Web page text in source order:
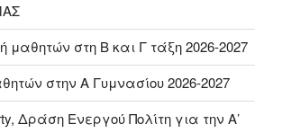
στη Β και Γ τάξη 2026-2027
στην Α Γυμνασίου 2026-2027
Δράση Ενεργού Πολίτη για την Α’